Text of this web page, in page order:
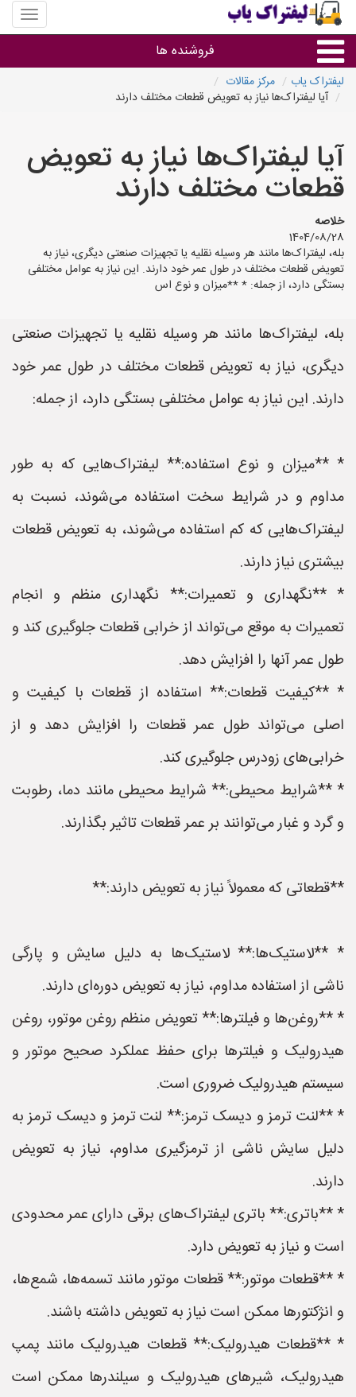
منوی
سایت
یاب
فروشنده ها
گروه ها
استان ها
لیفتراک یاب
مرکز مقالات
آیا لیفتراک‌ها نیاز به تعویض قطعات مختلف دارند
آیا لیفتراک‌ها نیاز به تعویض
قطعات مختلف دارند
خلاصه
1404/08/28
بله، لیفتراک‌ها مانند هر وسیله نقلیه یا تجهیزات صنعتی دیگری، نیاز به
تعویض قطعات مختلف در طول عمر خود دارند. این نیاز به عوامل مختلفی
بستگی دارد، از جمله: * **میزان و نوع اس
بله، لیفتراک‌ها مانند هر وسیله نقلیه یا تجهیزات صنعتی
دیگری، نیاز به تعویض قطعات مختلف در طول عمر خود
دارند. این نیاز به عوامل مختلفی بستگی دارد، از جمله:
* **میزان و نوع استفاده:** لیفتراک‌هایی که به طور
مداوم و در شرایط سخت استفاده می‌شوند، نسبت به
لیفتراک‌هایی که کم استفاده می‌شوند، به تعویض قطعات
بیشتری نیاز دارند.
* **نگهداری و تعمیرات:** نگهداری منظم و انجام
تعمیرات به موقع می‌تواند از خرابی قطعات جلوگیری کند و
طول عمر آنها را افزایش دهد.
* **کیفیت قطعات:** استفاده از قطعات با کیفیت و
اصلی می‌تواند طول عمر قطعات را افزایش دهد و از
خرابی‌های زودرس جلوگیری کند.
* **شرایط محیطی:** شرایط محیطی مانند دما، رطوبت
و گرد و غبار می‌توانند بر عمر قطعات تاثیر بگذارند.
**قطعاتی که معمولاً نیاز به تعویض دارند:**
* **لاستیک‌ها:** لاستیک‌ها به دلیل سایش و پارگی
ناشی از استفاده مداوم، نیاز به تعویض دوره‌ای دارند.
* **روغن‌ها و فیلترها:** تعویض منظم روغن موتور، روغن
هیدرولیک و فیلترها برای حفظ عملکرد صحیح موتور و
سیستم هیدرولیک ضروری است.
* **لنت ترمز و دیسک ترمز:** لنت ترمز و دیسک ترمز به
دلیل سایش ناشی از ترمزگیری مداوم، نیاز به تعویض
دارند.
* **باتری:** باتری لیفتراک‌های برقی دارای عمر محدودی
است و نیاز به تعویض دارد.
* **قطعات موتور:** قطعات موتور مانند تسمه‌ها، شمع‌ها،
و انژکتورها ممکن است نیاز به تعویض داشته باشند.
* **قطعات هیدرولیک:** قطعات هیدرولیک مانند پمپ
هیدرولیک، شیرهای هیدرولیک و سیلندرها ممکن است